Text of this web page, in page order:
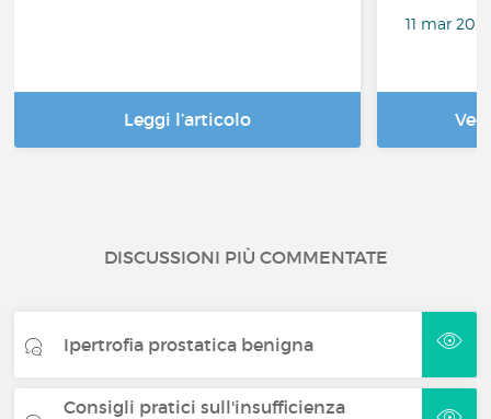
Leggi l’articolo
11 mar 2021
DISCUSSIONI PIÙ COMMENTATE
Ipertrofia prostatica benigna
Consigli pratici sull'insufficienza